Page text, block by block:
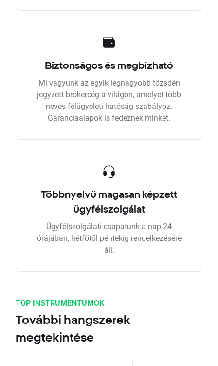
Biztonságos és megbízható
Mi vagyunk az egyik legnagyobb tőzsdén
jegyzett brókercég a világon, amelyet több
neves felügyeleti hatóság szabályoz.
Garanciaalapok is fedeznek minket.
Többnyelvű magasan képzett
ügyfélszolgálat
Ügyfélszolgálati csapatunk a nap 24
órájában, hétfőtől péntekig rendelkezésére
áll.
TOP INSTRUMENTUMOK
További hangszerek
megtekintése